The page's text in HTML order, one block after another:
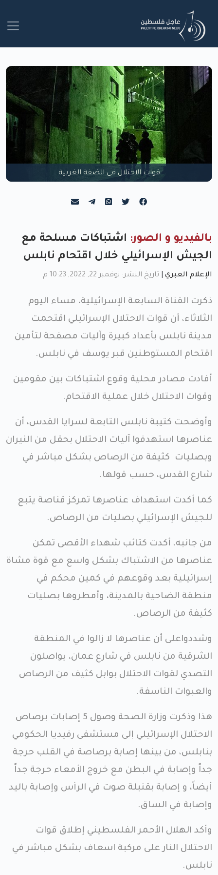
قوات الاحتلال في الضفة الغربية
بالفيديو و الصور: اشتباكات مسلحة مع
الجيش الإسرائيلي خلال اقتحام نابلس
الإعلام العبري تاريخ النشر: نوفمبر 22, 2022, 10:23 م
ذكرت القناة السابعة الإسرائيلية، مساء اليوم
الثلاثاء، أن قوات الاحتلال الإسرائيلي اقتحمت
مدينة نابلس بأعداد كبيرة وآليات مصفحة لتأمين
اقتحام المستوطنين قبر يوسف في نابلس.
أفادت مصادر محلية وقوع اشتباكات بين مقومين
وقوات الاحتلال خلال عملية الاقتحام.
وأوضحت كتيبة نابلس التابعة لسرايا القدس، أن
عناصرها استهدفوا آليات الاحتلال بحقل من النيران
وبصليات كثيفة من الرصاص بشكل مباشر في
شارع القدس، حسب قولها.
كما أكدت استهداف عناصرها تمركز قناصة يتبع
للجيش الإسرائيلي بصليات من الرصاص.
من جانبه، أكدت كتائب شهداء الأقصى تمكن
عناصرها من الاشتباك بشكل واسع مع قوة مشاة
إسرائيلية بعد وقوعهم في كمين محكم في
منطقة الضاحية بالمدينة، وأمطروها بصليات
كثيفة من الرصاص.
وشددواعلى أن عناصرها لا زالوا في المنطقة
الشرقية من نابلس في شارع عمان، يواصلون
التصدي لقوات الاحتلال بوابل كثيف من الرصاص
والعبوات الناسفة.
هذا وذكرت وزارة الصحة وصول 5 إصابات برصاص
الاحتلال الإسرائيلي إلى مستشفى رفيديا الحكومي
بنابلس، من بينها إصابة برصاصة في القلب حرجة
جداً وإصابة في البطن مع خروج الأمعاء حرجة جداً
أيضاً، و إصابة بقنبلة صوت في الرأس وإصابة باليد
وإصابة في الساق.
وأكد الهلال الأحمر الفلسطيني إطلاق قوات
الاحتلال النار على مركبة اسعاف بشكل مباشر في
نابلس.